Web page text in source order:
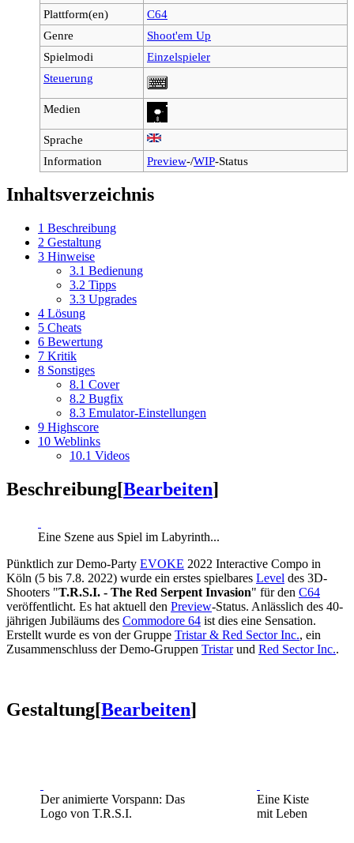
Plattform(en)
C64
Genre
Shoot'em Up
Spielmodi
Einzelspieler
Steuerung
Medien
Sprache
Information
Preview-/WIP-Status
Inhaltsverzeichnis
1 Beschreibung
2 Gestaltung
3 Hinweise
3.1 Bedienung
3.2 Tipps
3.3 Upgrades
4 Lösung
5 Cheats
6 Bewertung
7 Kritik
8 Sonstiges
8.1 Cover
8.2 Bugfix
8.3 Emulator-Einstellungen
9 Highscore
10 Weblinks
10.1 Videos
Beschreibung[Bearbeiten]
Eine Szene aus Spiel im Labyrinth...
Pünktlich zur Demo-Party EVOKE 2022 Interactive Compo in
Köln (5 bis 7.8. 2022) wurde ein erstes spielbares Level des 3D-
Shooters "T.R.S.I. - The Red Serpent Invasion" für den C64
veröffentlicht. Es hat aktuell den Preview-Status. Anlässlich des 40-
jährigen Jubiläums des Commodore 64 ist dies eine Sensation.
Erstellt wurde es von der Gruppe Tristar & Red Sector Inc., ein
Zusammenschluss der Demo-Gruppen Tristarund Red Sector Inc..
Gestaltung[Bearbeiten]
Der animierte Vorspann: Das
Logo von T.R.S.I.
Eine Kiste
mit Leben